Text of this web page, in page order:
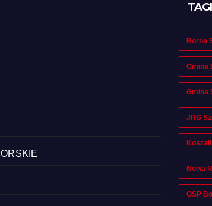
TAGI
Borne
Gmina
Gmina
JRG
Nowa
OSP